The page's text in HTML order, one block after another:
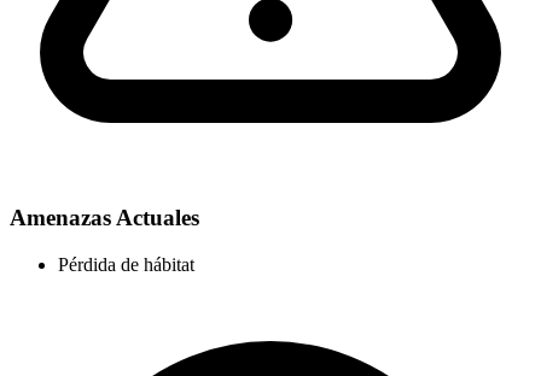
Amenazas Actuales
Pérdida de hábitat